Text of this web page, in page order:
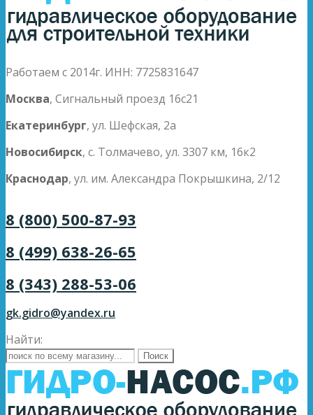
Работаем с 2014г. ИНН: 7725831647
Москва, Сигнальный проезд 16с21
Екатеринбург, ул. Шефская, 2а
Новосибирск, с. Толмачево, ул. 3307 км, 16к2
Краснодар, ул. им. Александра Покрышкина, 2/12
8 (800) 500-87-93
8 (499) 638-26-65
8 (343) 288-53-06
gk.gidro@yandex.ru
Найти: